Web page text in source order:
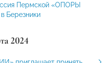
Пермской «ОПОРЫ
Березники
2024